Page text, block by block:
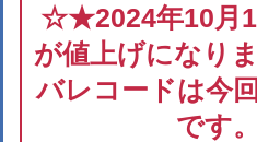
☆★2024年10月1
が値上げになり
バレコードは今
です